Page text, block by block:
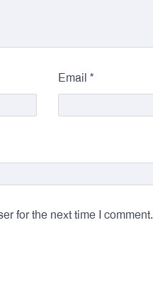
Email *
for the next time I comment.